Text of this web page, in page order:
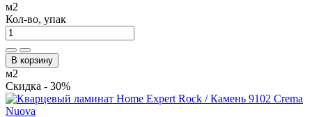
м2
Кол-во, упак
В корзину
м2
Скидка - 30%